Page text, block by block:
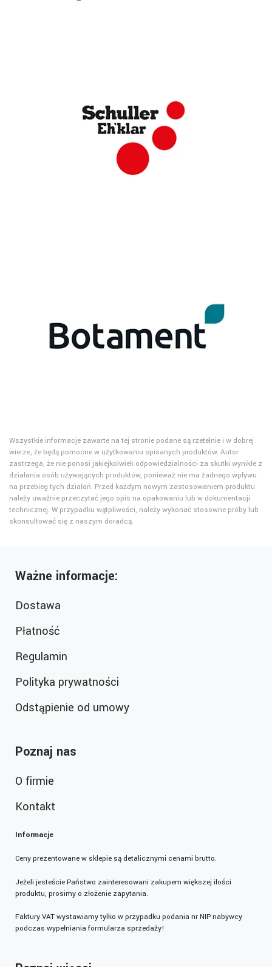
Wszystkie informacje zawarte na tej stronie podane są rzetelnie i w dobrej
wierze, że będą pomocne w użytkowaniu opisanych produktów. Autor
zastrzega, że nie ponosi jakiejkolwiek odpowiedzialności za skutki wynikłe z
działania osób używających produktów, ponieważ nie ma żadnego wpływu
na przebieg tych działań. Przed każdym nowym zastosowaniem produktu
należy uważnie przeczytać jego opis na opakowaniu lub w dokumentacji
technicznej. W przypadku wątpliwości, należy wykonać stosowne próby lub
skonsultować się z naszym doradcą.
Ważne informacje:
Dostawa
Płatność
Regulamin
Polityka prywatności
Odstąpienie od umowy
Poznaj nas
O firmie
Kontakt
Informacje
Ceny prezentowane w sklepie są detalicznymi cenami brutto.
Jeżeli jesteście Państwo zainteresowani zakupem większej ilości
produktu, prosimy o złożenie zapytania.
Faktury VAT wystawiamy tylko w przypadku podania nr NIP nabywcy
podczas wypełniania formularza sprzedaży!